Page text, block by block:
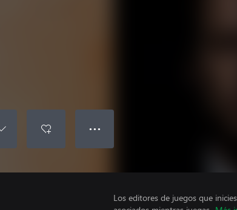
● ● ●
Los editores de juegos que